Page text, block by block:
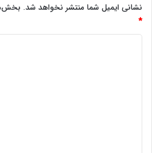
نشانی ایمیل شما منتشر نخواهد شد.
*